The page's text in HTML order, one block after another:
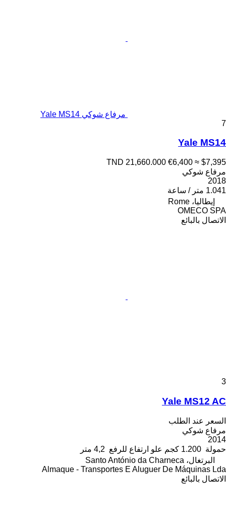
مرفاع شوكي Yale MS14
7
Yale MS14
TND 21,660.000 €6,400 ≈ $7,395
مرفاع شوكي
2018
1.041 متر / ساعة
إيطاليا، Rome
OMECO SPA
الاتصال بالبائع
3
Yale MS12 AC
السعر عند الطلب
مرفاع شوكي
2014
حمولة 1.200 كجم علو ارتفاع للرفع 4,2 متر
البرتغال، Santo António da Charneca
Almaque - Transportes E Aluguer De Máquinas Lda
الاتصال بالبائع